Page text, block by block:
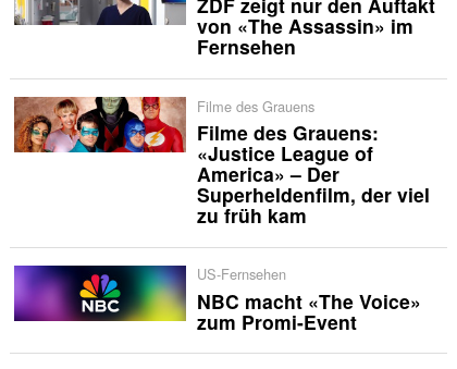
von «The Assassin» im
Fernsehen
Filme des Grauens
Filme des Grauens:
«Justice League of
America» – Der
Superheldenfilm, der viel
zu früh kam
US-Fernsehen
NBC macht «The Voice»
zum Promi-Event